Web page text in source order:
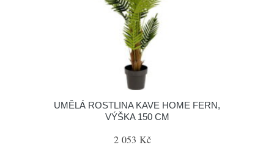
UMĚLÁ ROSTLINA KAVE HOME FERN,
VÝŠKA 150 CM
2 053 Kč